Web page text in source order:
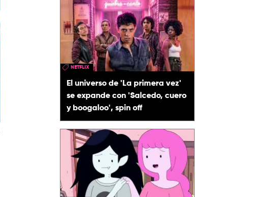
NETFLIX
El universo de 'La primera vez'
se expande con 'Salcedo, cuero
y boogaloo', spin off